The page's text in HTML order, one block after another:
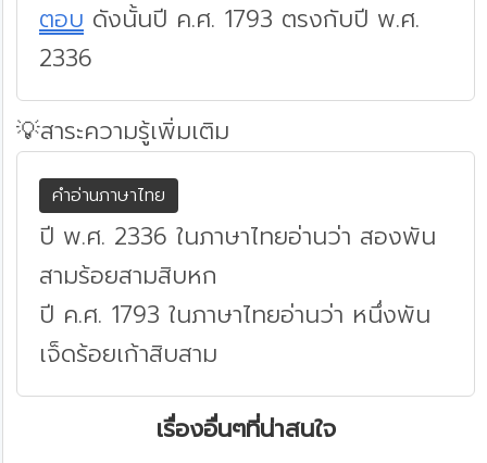
ตอบ ดังนั้นปี ค.ศ. 1793 ตรงกับปี พ.ศ.
2336
💡สาระความรู้เพิ่มเติม
คำอ่านภาษาไทย
ปี พ.ศ. 2336 ในภาษาไทยอ่านว่า สองพัน
สามร้อยสามสิบหก
ปี ค.ศ. 1793 ในภาษาไทยอ่านว่า หนึ่งพัน
เจ็ดร้อยเก้าสิบสาม
เรื่องอื่นๆที่น่าสนใจ